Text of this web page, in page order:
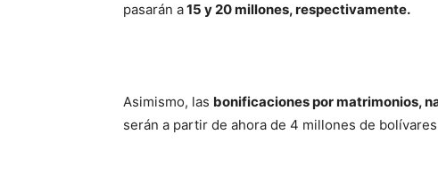
pasarán a15 y 20 millones, respectivamente.
Asimismo, las bonificaciones por matrimonios,
serán a partir de ahora de 4 millones de